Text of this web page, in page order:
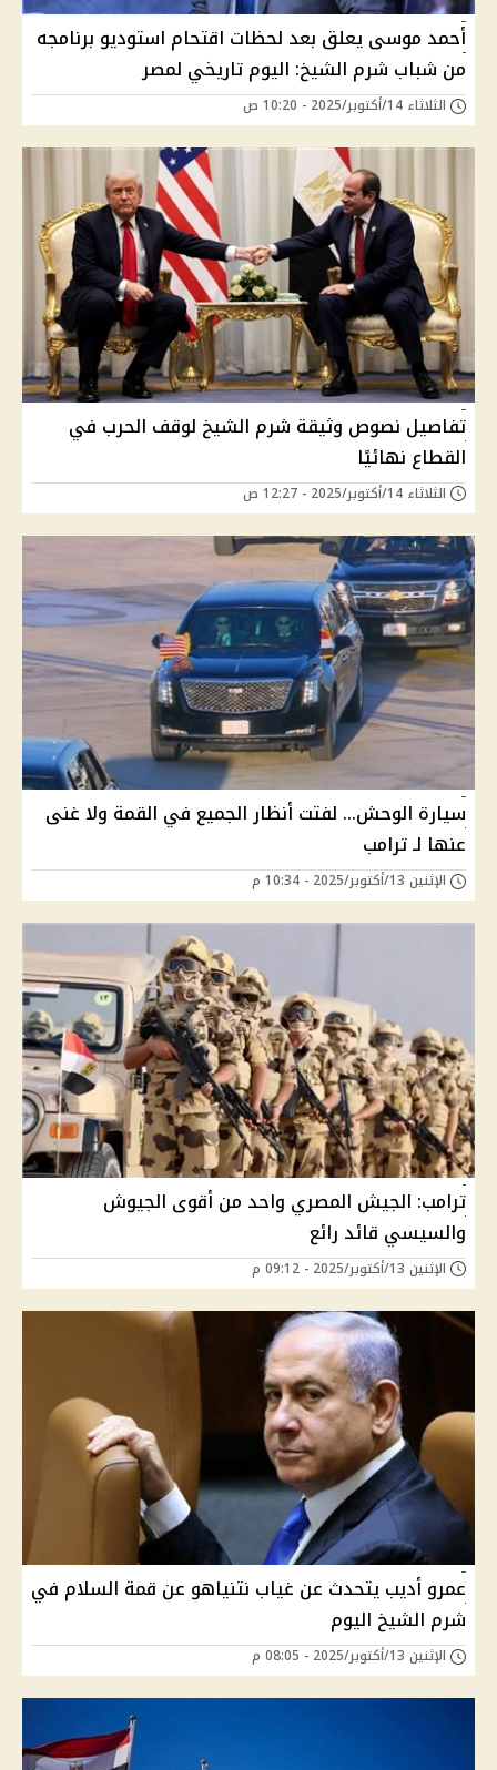
أحمد موسى يعلق بعد لحظات اقتحام استوديو برنامجه
من شباب شرم الشيخ: اليوم تاريخي لمصر
الثلاثاء 14/أكتوبر/2025 - 10:20 ص
تفاصيل نصوص وثيقة شرم الشيخ لوقف الحرب في
القطاع نهائيًا
الثلاثاء 14/أكتوبر/2025 - 12:27 ص
سيارة الوحش... لفتت أنظار الجميع في القمة ولا غنى
عنها لـ ترامب
الإثنين 13/أكتوبر/2025 - 10:34 م
ترامب: الجيش المصري واحد من أقوى الجيوش
والسيسي قائد رائع
الإثنين 13/أكتوبر/2025 - 09:12 م
عمرو أديب يتحدث عن غياب نتنياهو عن قمة السلام في
شرم الشيخ اليوم
الإثنين 13/أكتوبر/2025 - 08:05 م